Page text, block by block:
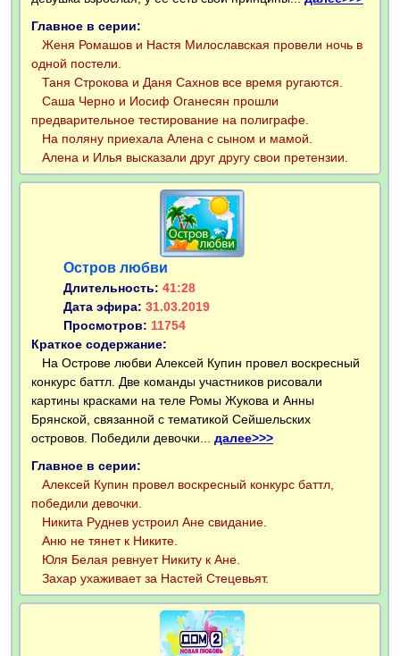
Главное в серии:
Женя Ромашов и Настя Милославская провели ночь в
одной постели.
Таня Строкова и Даня Сахнов все время ругаются.
Саша Черно и Иосиф Оганесян прошли
предварительное тестирование на полиграфе.
На поляну приехала Алена с сыном и мамой.
Алена и Илья высказали друг другу свои претензии.
Остров любви
Длительность: 41:28
Дата эфира: 31.03.2019
Просмотров: 11754
Краткое содержание:
На Острове любви Алексей Купин провел воскресный
конкурс баттл. Две команды участников рисовали
картины красками на теле Ромы Жукова и Анны
Брянской, связанной с тематикой Сейшельских
островов. Победили девочки... далее>>>
Главное в серии:
Алексей Купин провел воскресный конкурс баттл,
победили девочки.
Никита Руднев устроил Ане свидание.
Аню не тянет к Никите.
Юля Белая ревнует Никиту к Ане.
Захар ухаживает за Настей Стецевьят.